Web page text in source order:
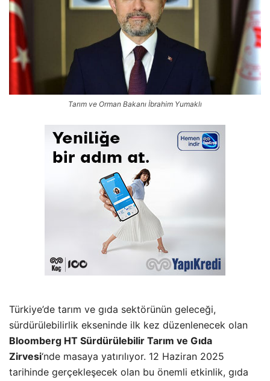
Tarım ve Orman Bakanı İbrahim Yumaklı
Türkiye’de tarım ve gıda sektörünün geleceği,
sürdürülebilirlik ekseninde ilk kez düzenlenecek olan
Bloomberg HT Sürdürülebilir Tarım ve Gıda
Zirvesi‘nde masaya yatırılıyor. 12 Haziran 2025
tarihinde gerçekleşecek olan bu önemli etkinlik, gıda